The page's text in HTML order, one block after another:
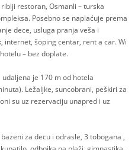
restoran, Osmanli – turska
Posebno se naplaćuje prema
dece, usluga pranja veša i
internet, šoping centar, rent a car. Wi
– bez doplate.
je 170 m od hotela
Ležaljke, suncobrani, peškiri za
su uz rezervaciju unapred i uz
za decu i odrasle, 3 tobogana ,